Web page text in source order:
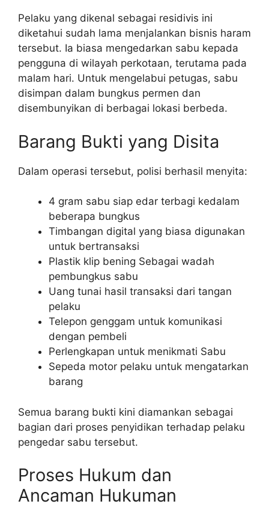
Pelaku yang dikenal sebagai residivis ini
diketahui sudah lama menjalankan bisnis haram
tersebut. Ia biasa mengedarkan sabu kepada
pengguna di wilayah perkotaan, terutama pada
malam hari. Untuk mengelabui petugas, sabu
disimpan dalam bungkus permen dan
disembunyikan di berbagai lokasi berbeda.
Barang Bukti yang Disita
Dalam operasi tersebut, polisi berhasil menyita:
4 gram sabu siap edar terbagi kedalam
beberapa bungkus
Timbangan digital yang biasa digunakan
untuk bertransaksi
Plastik klip bening Sebagai wadah
pembungkus sabu
Uang tunai hasil transaksi dari tangan
pelaku
Telepon genggam untuk komunikasi
dengan pembeli
Perlengkapan untuk menikmati Sabu
Sepeda motor pelaku untuk mengatarkan
barang
Semua barang bukti kini diamankan sebagai
bagian dari proses penyidikan terhadap pelaku
pengedar sabu tersebut.
Proses Hukum dan
Ancaman Hukuman